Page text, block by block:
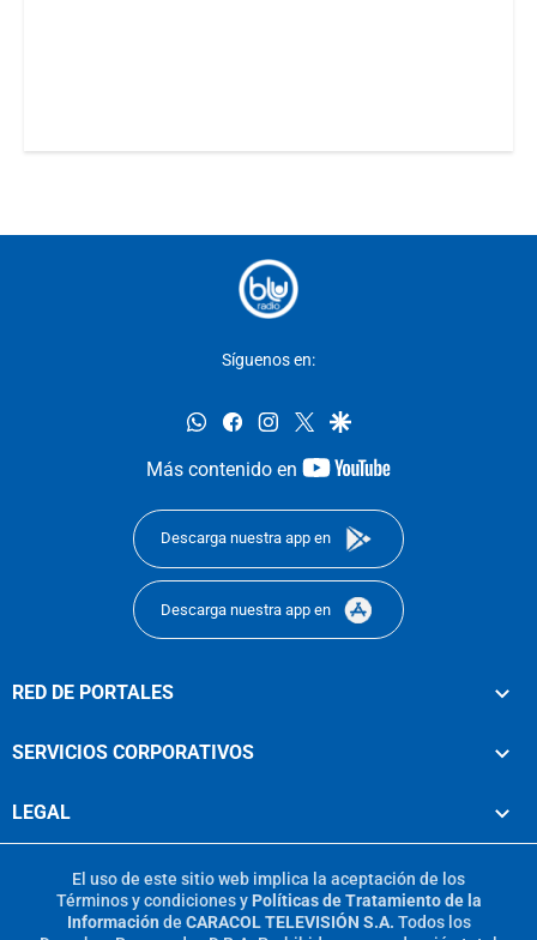
Síguenos en:
whatsappfacebookinstagram
twittergoogle
Más contenido en
youtube-
Descarga nuestra app en
Descarga nuestra app en
RED DE PORTALES
SERVICIOS CORPORATIVOS
LEGAL
El uso de este sitio web implica la aceptación de los
Términos y condicionesy Políticas de Tratamiento de la
Información de CARACOL TELEVISIÓN S.A. Todos los